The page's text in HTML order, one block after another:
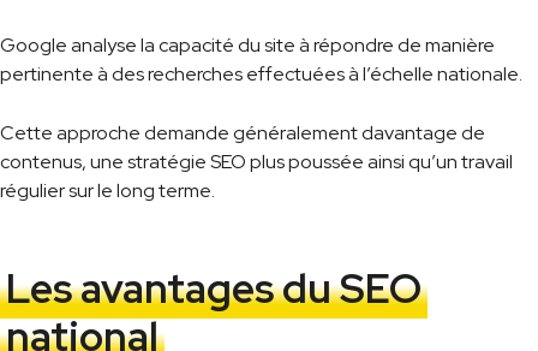
Google analyse la capacité du site à répondre de manière
pertinente à des recherches effectuées à l’échelle nationale.
Cette approche demande généralement davantage de
contenus, une stratégie SEO plus poussée ainsi qu’un travail
régulier sur le long terme.
Les avantages du SEO
national